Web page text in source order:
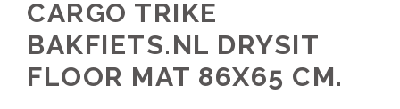
CARGO TRIKE
BAKFIETS.NL DRYSIT
FLOOR MAT 86X65 CM.